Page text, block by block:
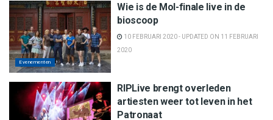
Evenementen
Wie is de Mol-finale live in de
bioscoop
10 FEBRUARI 2020 - UPDATED ON 11 FEBRUARI
2020
RIPLive brengt overleden
artiesten weer tot leven in het
Patronaat